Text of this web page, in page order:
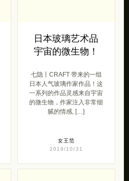
日本玻璃艺术品
宇宙的微生物！
七隐丨CRAFT 带来的一组
日本人气玻璃作家作品！这
一系列的作品灵感来自宇宙
的微生物，作家注入非常细
腻的情感, […]
女王范
2019/10/31